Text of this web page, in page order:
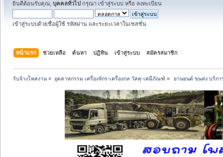
ยินดีต้อนรับคุณ, บุคคลทั่วไป กรุณา เข้าสู่ระบบ หรือ ลงทะเบียน
เข้าสู่ระบบด้วยชื่อผู้ใช้ รหัสผ่าน และระยะเวลาในเซสชั่น
หน้าแรก ช่วยเหลือ ค้นหา ปฏิทิน เข้าสู่ระบบ สมัครสมาชิก
รับจ้างโพสงาน » อุตสาหกรรม เครื่องจักร-เครื่องกล วัสดุ-เคมีภัณฑ์ » ยานยนต์ ขนส่ง บริก